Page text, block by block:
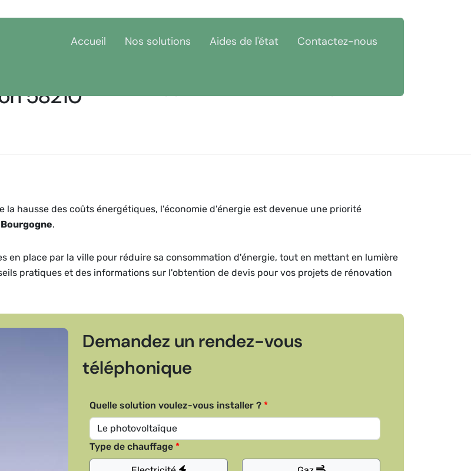
Accueil Nos solutions Aides de l'état Contactez-nous
58210 Économies d'énergie Beuvron 58210
hausse des coûts énergétiques, l'économie d'énergie est devenue une priorité
Bourgogne.
en place par la ville pour réduire sa consommation d'énergie, tout en mettant en lumière
pratiques et des informations sur l'obtention de devis pour vos projets de rénovation
Demandez un rendez-vous
téléphonique
Quelle solution voulez-vous installer ?
Type de chauffage